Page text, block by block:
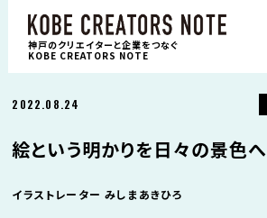
神戸のクリエイターと企業をつなぐ
KOBE CREATORS NOTE
2022.08.24
絵という明かりを日々の景色へ
イラストレーター みしまあきひろ